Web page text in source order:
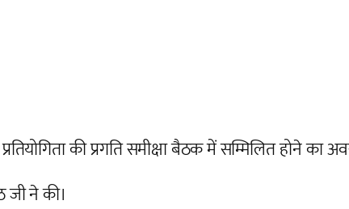
की प्रगति समीक्षा बैठक में सम्मिलित होने का
ने की।